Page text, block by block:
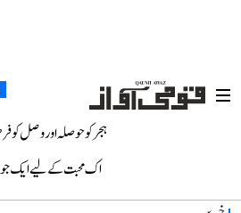
ہجر کو حوصلہ اور وصل کو
اک محبت کے لیے ایک